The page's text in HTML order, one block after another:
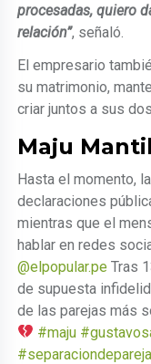
procesadas, quiero
relación”, señaló.
El empresario
su matrimonio,
criar juntos a sus
Maju
Hasta el momento,
declaraciones
mientras que el
hablar en redes
@elpopular.pe Tras
de supuesta
de las parejas más
#maju
#separaciondepareja